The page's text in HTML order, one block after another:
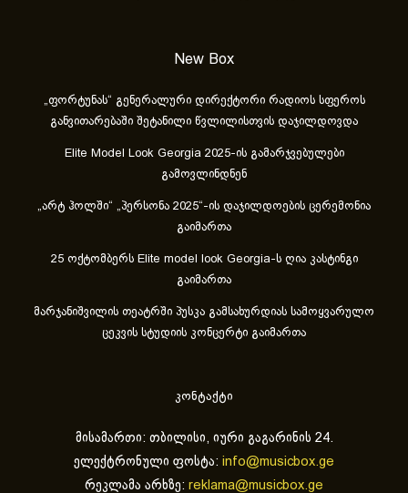
New Box
„ფორტუნას“ გენერალური დირექტორი რადიოს სფეროს
განვითარებაში შეტანილი წვლილისთვის დაჯილდოვდა
Elite Model Look Georgia 2025-ის გამარჯვებულები
გამოვლინდნენ
„არტ ჰოლში“ „პერსონა 2025“-ის დაჯილდოების ცერემონია
გაიმართა
25 ოქტომბერს Elite model look Georgia-ს ღია კასტინგი
გაიმართა
მარჯანიშვილის თეატრში პუსკა გამსახურდიას სამოყვარულო
ცეკვის სტუდიის კონცერტი გაიმართა
კონტაქტი
მისამართი: თბილისი, იური გაგარინის 24.
ელექტრონული ფოსტა: info@musicbox.ge
რეკლამა არხზე: reklama@musicbox.ge